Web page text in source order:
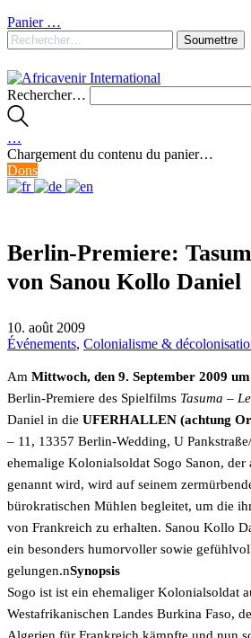
Panier …
Rechercher…
…
Chargement du contenu du panier…
Dons
Berlin-Premiere:
von Sanou Kollo Daniel
10. août 2009
Événements, Colonialisme &
Am Mittwoch, den 9. September 2009
Berlin-Premiere des Spielfilms Tasuma –
Daniel in die UFERHALLEN (achtung
– 11, 13357 Berlin-Wedding, U
ehemalige Kolonialsoldat Sogo Sanon, der
genannt wird, wird auf seinem
bürokratischen Mühlen begleitet, um die
von Frankreich zu erhalten. Sanou Kollo
ein besonders humorvoller sowie
gelungen.nSynopsis
Sogo ist ist ein ehemaliger Kolonialsoldat
Westafrikanischen Landes Burkina Faso,